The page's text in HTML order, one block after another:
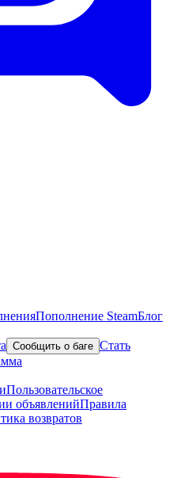
Пополнение SteamБлог
Сообщить о баге Стать
Пользовательское
объявленийПравила
возвратов